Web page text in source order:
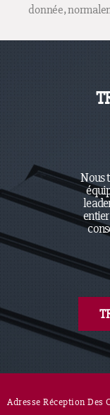
donnée,
Nous
Adresse Réception Des